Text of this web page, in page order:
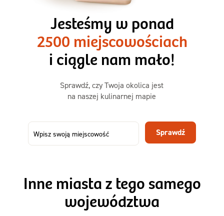
1500kcal - 2250kcal
3 sycące posiłki o większej objętości. Mniej dań,
ta sama wygoda!
50,31 zł
73,99
-32%
Menu
Jesteśmy w ponad
2500 miejscowościach
i ciągle nam mało!
Sprawdź, czy Twoja okolica jest
na naszej kulinarnej mapie
Sprawdź
Inne miasta z tego samego
województwa